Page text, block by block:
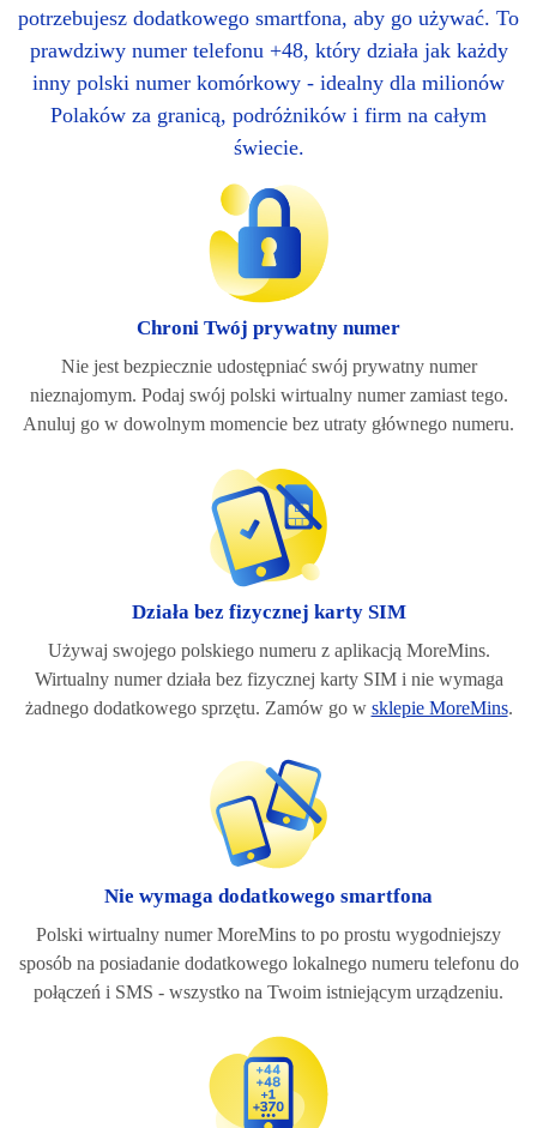
potrzebujesz dodatkowego smartfona, aby go używać. To
prawdziwy numer telefonu +48, który działa jak każdy
inny polski numer komórkowy - idealny dla milionów
Polaków za granicą, podróżników i firm na całym
świecie.
Chroni Twój prywatny numer
Nie jest bezpiecznie udostępniać swój prywatny numer
nieznajomym. Podaj swój polski wirtualny numer zamiast tego.
Anuluj go w dowolnym momencie bez utraty głównego numeru.
Działa bez fizycznej karty SIM
Używaj swojego polskiego numeru z aplikacją MoreMins.
Wirtualny numer działa bez fizycznej karty SIM i nie wymaga
żadnego dodatkowego sprzętu. Zamów go w sklepie MoreMins.
Nie wymaga dodatkowego smartfona
Polski wirtualny numer MoreMins to po prostu wygodniejszy
sposób na posiadanie dodatkowego lokalnego numeru telefonu do
połączeń i SMS - wszystko na Twoim istniejącym urządzeniu.